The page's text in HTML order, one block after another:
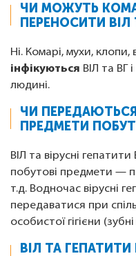
ЧИ МОЖУТЬ
ПЕРЕНОСИТИ ВІЛ
Ні. Комарі, мухи, клопи,
інфікуються ВІЛ та ВГ
людині.
ЧИ ПЕРЕДАЮТЬСЯ
ПРЕДМЕТИ
ВІЛ та вірусні
побутові предмети —
т.д. Водночас вірусні
передаватися при
особистої гігієни
ВІЛ ТА ГЕПАТИТИ